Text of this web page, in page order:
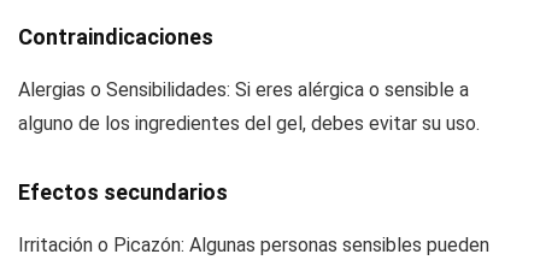
Contraindicaciones
Alergias o Sensibilidades: Si eres alérgica o sensible a
alguno de los ingredientes del gel, debes evitar su uso.
Efectos secundarios
Irritación o Picazón: Algunas personas sensibles pueden